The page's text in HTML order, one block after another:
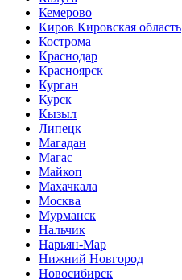
Кемерово
Киров Кировская область
Кострома
Краснодар
Красноярск
Курган
Курск
Кызыл
Липецк
Магадан
Магас
Майкоп
Махачкала
Москва
Мурманск
Нальчик
Нарьян-Мар
Нижний Новгород
Новосибирск